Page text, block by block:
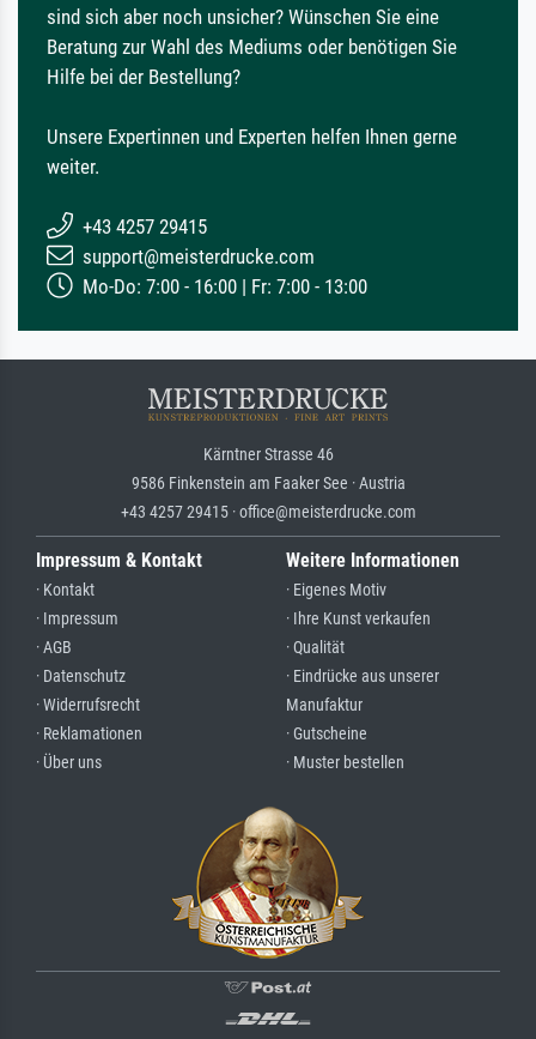
sind sich aber noch unsicher? Wünschen Sie eine
Beratung zur Wahl des Mediums oder benötigen Sie
Hilfe bei der Bestellung?
Unsere Expertinnen und Experten helfen Ihnen gerne
weiter.
+43 4257 29415
support@meisterdrucke.com
Mo-Do: 7:00 - 16:00 | Fr: 7:00 - 13:00
Kärntner Strasse 46
9586 Finkenstein am Faaker See · Austria
+43 4257 29415 · office@meisterdrucke.com
Impressum & Kontakt
· Kontakt
· Impressum
· AGB
· Datenschutz
· Widerrufsrecht
· Reklamationen
· Über uns
Weitere Informationen
· Eigenes Motiv
· Ihre Kunst verkaufen
· Qualität
· Eindrücke aus unserer
Manufaktur
· Gutscheine
· Muster bestellen